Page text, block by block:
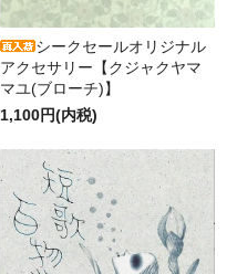
シークセールオリジナル
アクセサリー【クジャクヤマ
マユ(ブローチ)】
1,100円(内税)